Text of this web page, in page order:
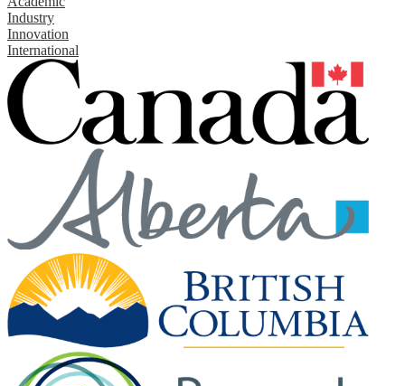
Industry
Innovation
International